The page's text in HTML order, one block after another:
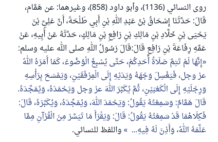
روى النسائي (1136)، وأبو داود (858)، وغيرهما: عن هَمَّام،
قَالَ: حَدَّثَنَا إِسْحَاقُ بْنُ عَبْدِ اللهِ بْنِ أَبِي طَلْحَةَ، أَنَّ عَلِيَّ بْنَ
يَحْيَى بْنِ خَلَّادِ بْنِ مَالِكِ بْنِ رَافِعِ بْنِ مَالِكٍ، حَدَّثَهُ عَنْ أَبِيهِ، عَنْ
عَمِّهِ رِفَاعَةَ بْنِ رَافِعٍ قَالَ:قَالَ رَسُولُ اللهِ صلى الله عليه وسلم:
إِنَّهَا لَمْ تَتِمَّ صَلَاةُ أَحَدِكُمْ، حَتَّى يُسْبِغَ الْوُضُوءَ، كَمَا أَمَرَهُ اللهُ
عز وجل، فَيَغْسِلَ وَجْهَهُ وَيَدَيْهِ إِلَى الْمِرْفَقَيْنِ، وَيَمْسَحَ بِرَأْسِهِ
وَرِجْلَيْهِ إِلَى الْكَعْبَيْنِ،ثُمَّيُكَبِّرَاللهَ عز وجل وَيَحْمَدَهُ، وَيُمَجِّدَهُ.
قَالَ هَمَّامٌ: وَسَمِعْتُهُ يَقُولُ: وَيَحْمَدَ اللهَ، وَيُمَجِّدَهُ، وَيُكَبِّرَهُ، قَالَ:
فَكِلَاهُمَا قَدْ سَمِعْتُهُ يَقُولُ: قَالَ: وَيَقْرَأَ مَا تَيَسَّرَ مِنَ الْقُرْآنِ مِمَّا
عَلَّمَهُ اللهُ، وَأَذِنَ لَهُ فِيهِ...
واللفظ للنسائي.